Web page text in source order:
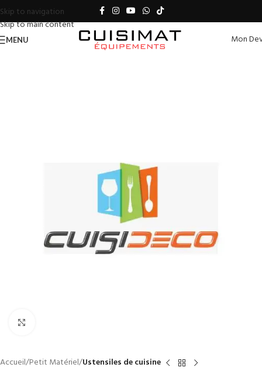
Skip to navigation
Skip to main content
MENU Mon
Accueil Petit Matériel Ustensiles de cuisine